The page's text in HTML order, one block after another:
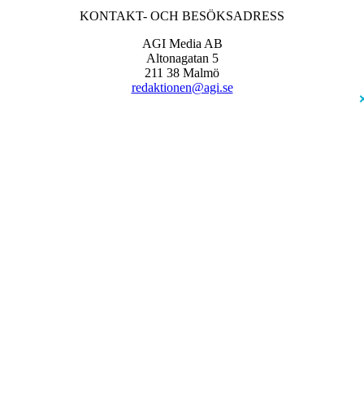
KONTAKT- OCH BESÖKSADRESS
AGI Media AB
Altonagatan 5
211 38 Malmö
redaktionen@agi.se